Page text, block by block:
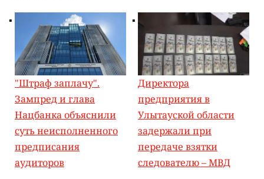
"Штраф заплачу".
Зампред и глава
Нацбанка объяснили
суть неисполненного
предписания
аудиторов
Директора
предприятия в
Улытауской области
задержали при
передаче взятки
следователю – МВД